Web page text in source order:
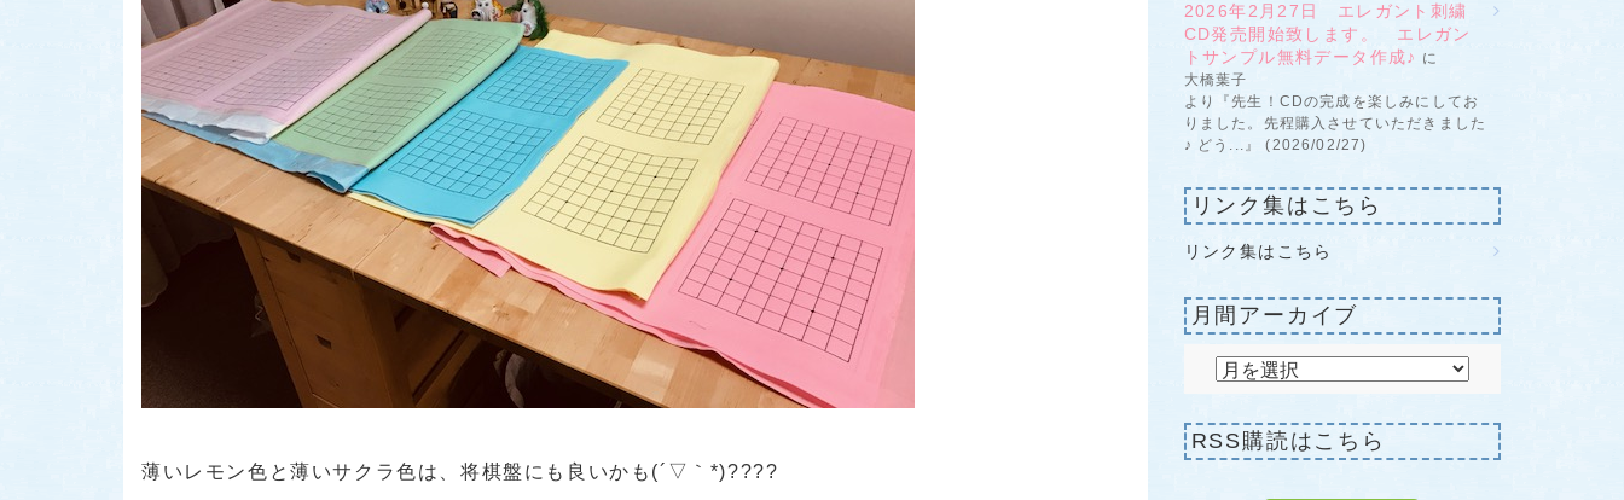
薄いレモン色と薄いサクラ色は、将棋盤にも良いかも(´▽｀*)????
2026年2月27日 エレガント刺繍
CD発売開始致します。 エレガン
トサンプル無料データ作成♪ に
大橋葉子
より『先生！CDの完成を楽しみにしてお
りました。先程購入させていただきました
♪ どう...』 (2026/02/27)
リンク集はこちら
リンク集はこちら
月間アーカイブ
RSS購読はこちら